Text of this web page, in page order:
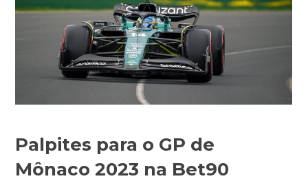
Palpites para o GP de
Mônaco 2023 na Bet90